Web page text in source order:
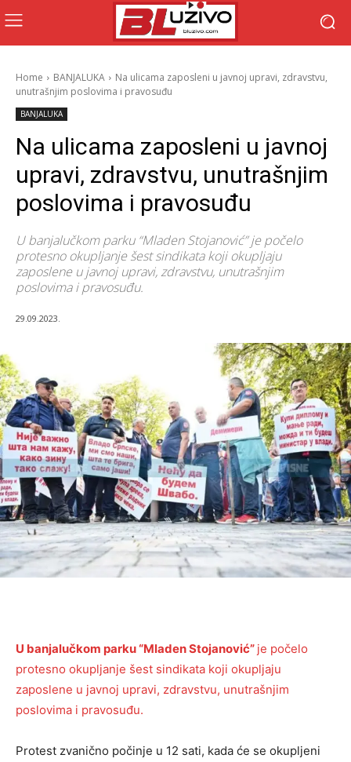
Home BANJALUKA
Na ulicama zaposleni u javnoj upravi, zdravstvu,
unutrašnjim poslovima i pravosuđu
BANJALUKA
Na ulicama zaposleni u javnoj
upravi, zdravstvu, unutrašnjim
poslovima i pravosuđu
U banjalučkom parku “Mladen Stojanović” je počelo
protesno okupljanje šest sindikata koji okupljaju
zaposlene u javnoj upravi, zdravstvu, unutrašnjim
poslovima i pravosuđu.
29.09.2023.
U banjalučkom parku “Mladen Stojanović” je počelo
protesno okupljanje šest sindikata koji okupljaju
zaposlene u javnoj upravi, zdravstvu, unutrašnjim
poslovima i pravosuđu.
Protest zvanično počinje u 12 sati, kada će se okupljeni